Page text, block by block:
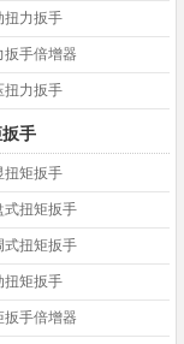
扭力扳手
扳手倍增器
扭力扳手
手
扭矩扳手
式扭矩扳手
式扭矩扳手
扭矩扳手
扳手倍增器